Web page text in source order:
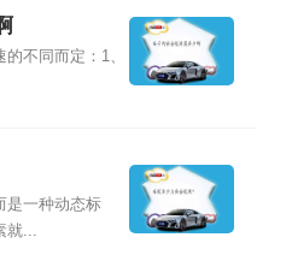
不同而定：1、
是一种动态标
...